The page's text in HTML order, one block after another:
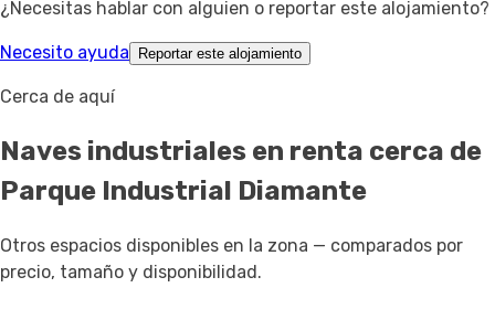
¿Necesitas hablar con alguien o reportar este alojamiento?
Necesito ayuda Reportar este alojamiento
Cerca de aquí
Naves industriales en renta cerca de
Parque Industrial Diamante
Otros espacios disponibles en la zona — comparados por
precio, tamaño y disponibilidad.